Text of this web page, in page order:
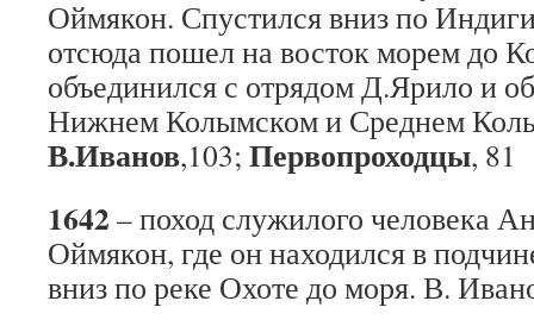
Оймякон. Спустился вниз по
отсюда пошел на восток морем до
объединился с отрядом Д.Ярило и
Нижнем Колымском и Среднем
В.Иванов,103; Первопроходцы, 81
1642 – поход служилого человека
Оймякон, где он находился в
вниз по реке Охоте до моря. В.